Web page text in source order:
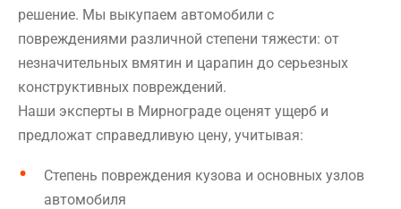
решение. Мы выкупаем автомобили с
повреждениями различной степени тяжести: от
незначительных вмятин и царапин до серьезных
конструктивных повреждений.
Наши эксперты в Мирнограде оценят ущерб и
предложат справедливую цену, учитывая:
Степень повреждения кузова и основных узлов
автомобиля